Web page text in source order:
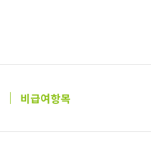
비급여항목